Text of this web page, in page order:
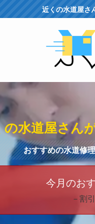
近くの水道屋さ
の水道屋さん
おすすめの水道修
今月のお
－割